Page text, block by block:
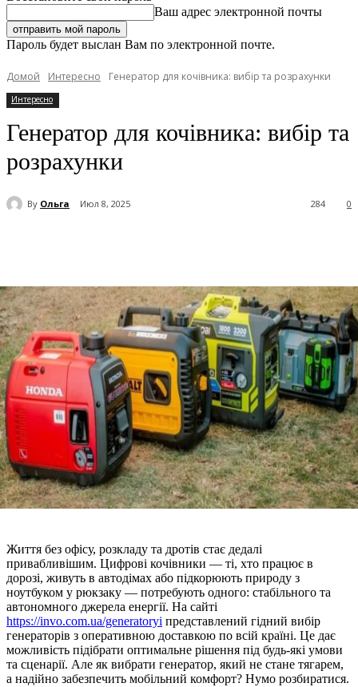
Ваш адрес электронной почты
Пароль будет выслан Вам по электронной почте.
Домой Интересно Генератор для кочівника: вибір та розрахунки
Интересно
Генератор для кочівника: вибір та
розрахунки
By Ольга Июл 8, 2025 0
284
Життя без офісу, розкладу та дротів стає дедалі
привабливішим. Цифрові кочівники — ті, хто працює в
дорозі, живуть в автодімах або підкорюють природу з
ноутбуком у рюкзаку — потребують одного: стабільного та
автономного джерела енергії. На сайті
https://invo.com.ua/generatoryi представлений гідний вибір
генераторів з оперативною доставкою по всій країні. Це дає
можливість підібрати оптимальне рішення під будь-які умови
та сценарії. Але як вибрати генератор, який не стане тягарем,
а надійно забезпечить мобільний комфорт? Нумо розбиратися.